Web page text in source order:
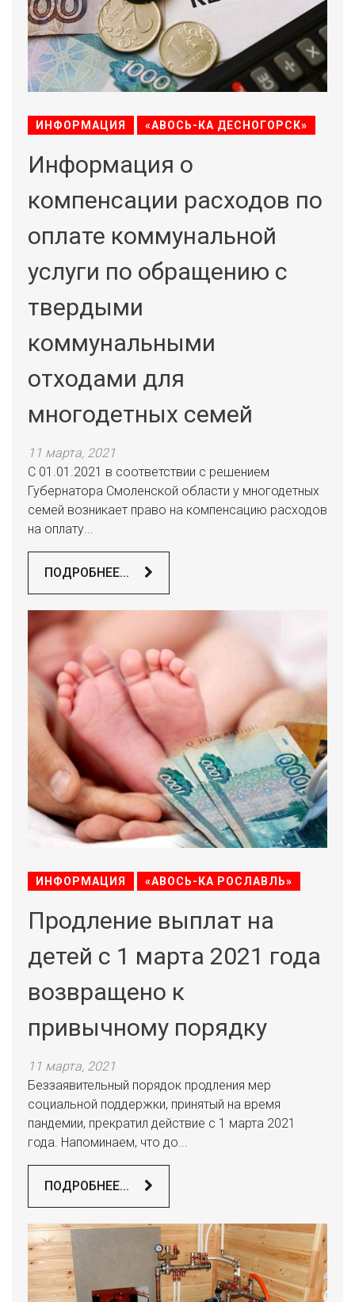
ИНФОРМАЦИЯ «АВОСЬ-КА ДЕСНОГОРСК»
Информация о
компенсации расходов по
оплате коммунальной
услуги по обращению с
твердыми
коммунальными
отходами для
многодетных семей
11 марта, 2021
С 01.01.2021 в соответствии с решением
Губернатора Смоленской области у многодетных
семей возникает право на компенсацию расходов
на оплату...
ПОДРОБНЕЕ...
ИНФОРМАЦИЯ «АВОСЬ-КА РОСЛАВЛЬ»
Продление выплат на
детей с 1 марта 2021 года
возвращено к
привычному порядку
11 марта, 2021
Беззаявительный порядок продления мер
социальной поддержки, принятый на время
пандемии, прекратил действие с 1 марта 2021
года. Напоминаем, что до...
ПОДРОБНЕЕ...